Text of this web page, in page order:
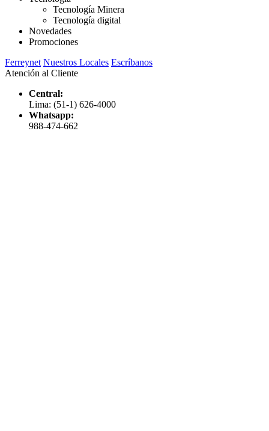
Tecnología Minera
Tecnología digital
Novedades
Promociones
Ferreynet Nuestros Locales Escríbanos
Atención al Cliente
Central:
Lima: (51-1) 626-4000
Whatsapp:
988-474-662